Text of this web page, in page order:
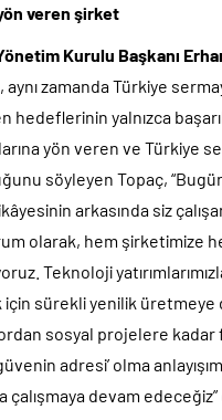
veren şirket
Kurulu Başkanı
zamanda Türkiye
hedeflerinin yalnızca
yön veren ve Türkiye
söyleyen Topaç,
arkasında siz
olarak, hem şirketimize
Teknoloji
sürekli yenilik üretmeye
sosyal projelere
güvenin adresi’ olma
çalışmaya devam